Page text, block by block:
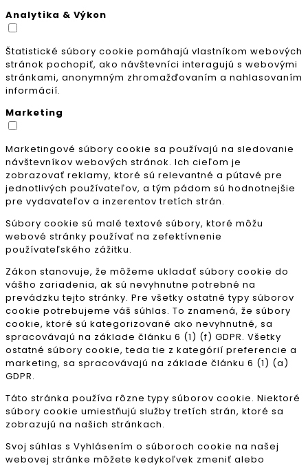
Analytika & Výkon
Štatistické súbory cookie pomáhajú vlastníkom webových
stránok pochopiť, ako návštevníci interagujú s webovými
stránkami, anonymným zhromažďovaním a nahlasovaním
informácií.
Marketing
Marketingové súbory cookie sa používajú na sledovanie
návštevníkov webových stránok. Ich cieľom je
zobrazovať reklamy, ktoré sú relevantné a pútavé pre
jednotlivých používateľov, a tým pádom sú hodnotnejšie
pre vydavateľov a inzerentov tretích strán.
Súbory cookie sú malé textové súbory, ktoré môžu
webové stránky používať na zefektívnenie
používateľského zážitku.
Zákon stanovuje, že môžeme ukladať súbory cookie do
vášho zariadenia, ak sú nevyhnutne potrebné na
prevádzku tejto stránky. Pre všetky ostatné typy súborov
cookie potrebujeme váš súhlas. To znamená, že súbory
cookie, ktoré sú kategorizované ako nevyhnutné, sa
spracovávajú na základe článku 6 (1) (f) GDPR. Všetky
ostatné súbory cookie, teda tie z kategórií preferencie a
marketing, sa spracovávajú na základe článku 6 (1) (a)
GDPR.
Táto stránka používa rôzne typy súborov cookie. Niektoré
súbory cookie umiestňujú služby tretích strán, ktoré sa
zobrazujú na našich stránkach.
Svoj súhlas s Vyhlásením o súboroch cookie na našej
webovej stránke môžete kedykoľvek zmeniť alebo